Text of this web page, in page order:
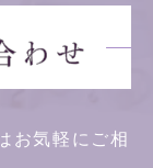
お気軽にご相